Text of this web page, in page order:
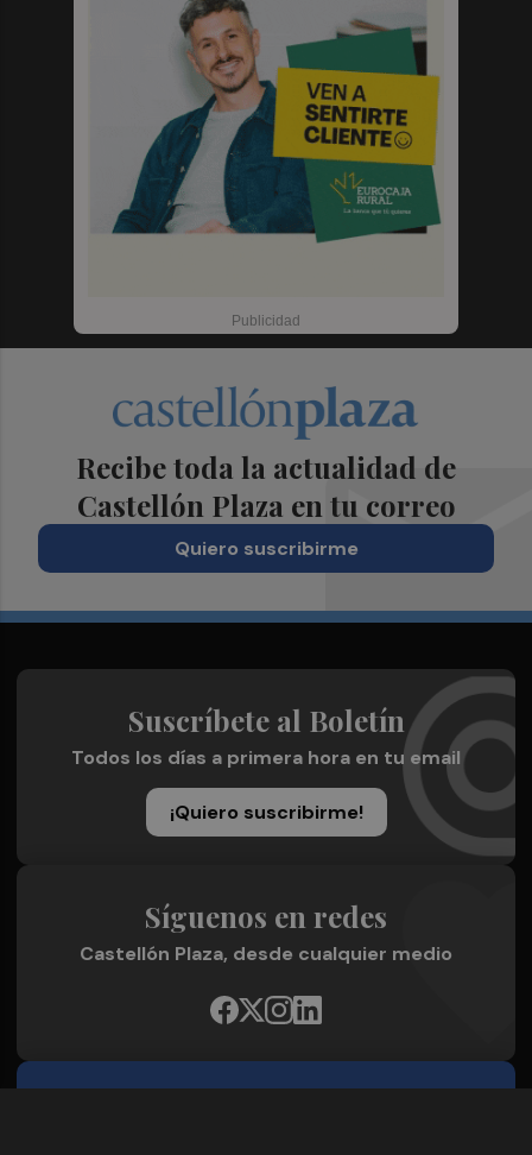
Recibe toda la actualidad de
Castellón Plaza en tu correo
Quiero suscribirme
Suscríbete al Boletín
Todos los días a primera hora en tu email
¡Quiero suscribirme!
Síguenos en redes
Castellón Plaza, desde cualquier medio